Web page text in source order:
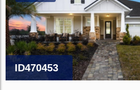
ID470453